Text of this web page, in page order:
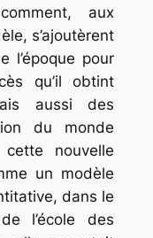
aux
s’ajoutèrent
l’époque pour
qu’il obtint
aussi des
du monde
nouvelle
un modèle
dans le
l’école des